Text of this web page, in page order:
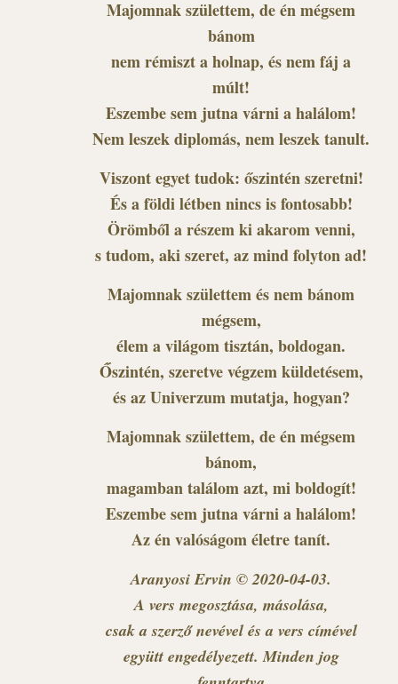
Majomnak születtem, de én mégsem
bánom
nem rémiszt a holnap, és nem fáj a
múlt!
Eszembe sem jutna várni a halálom!
Nem leszek diplomás, nem leszek tanult.
Viszont egyet tudok: őszintén szeretni!
És a földi létben nincs is fontosabb!
Örömből a részem ki akarom venni,
s tudom, aki szeret, az mind folyton ad!
Majomnak születtem és nem bánom
mégsem,
élem a világom tisztán, boldogan.
Őszintén, szeretve végzem küldetésem,
és az Univerzum mutatja, hogyan?
Majomnak születtem, de én mégsem
bánom,
magamban találom azt, mi boldogít!
Eszembe sem jutna várni a halálom!
Az én valóságom életre tanít.
Aranyosi Ervin © 2020-04-03.
A vers megosztása, másolása,
csak a szerző nevével és a vers címével
együtt engedélyezett. Minden jog